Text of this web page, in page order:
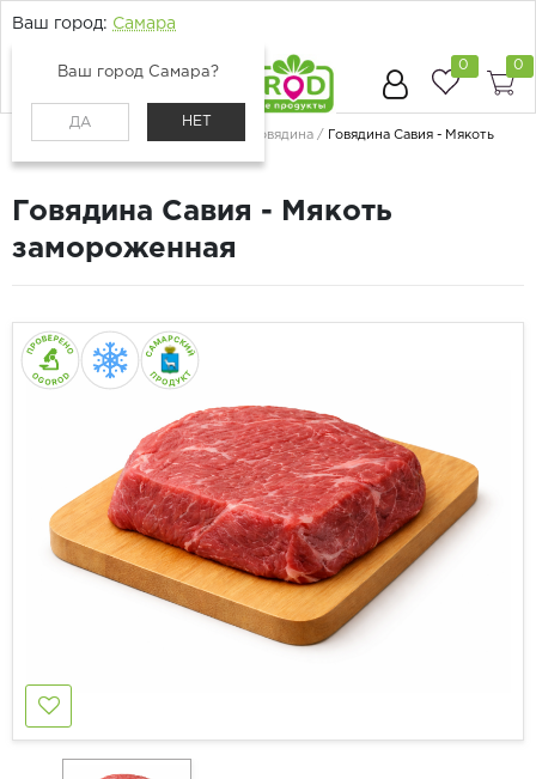
Ваш город: Самара
Ваш город Самара?
ДА НЕТ
0 0
Говядина
Говядина Савия - Мякоть
Говядина Савия - Мякоть
замороженная